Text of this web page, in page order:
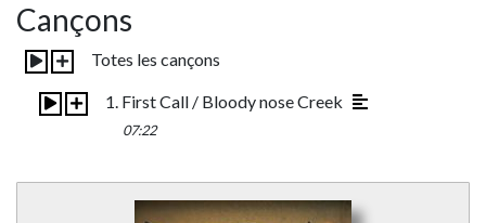
Cançons
Totes les cançons
1. First Call / Bloody nose Creek
07:22